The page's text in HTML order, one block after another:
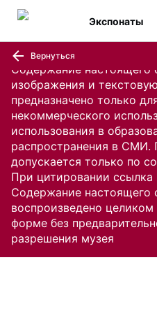
Содержание настоящего
изображения и
предназначено только
некоммерческого
использования в
распространения в СМИ.
допускается только по
При цитировании ссылка
Содержание настоящего
воспроизведено
форме без
разрешения музея
Экспонаты
Вернуться